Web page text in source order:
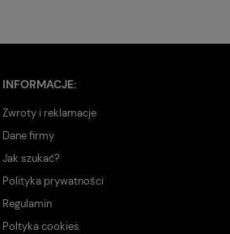
INFORMACJE:
Zwroty i reklamacje
Dane firmy
Jak szukać?
Polityka prywatności
Regulamin
Poltyka cookies